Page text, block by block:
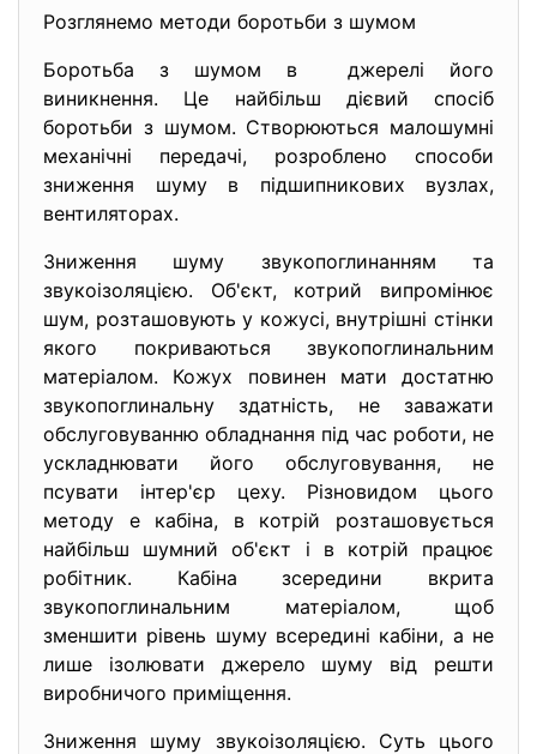
Розглянемо методи боротьби з шумом
Боротьба з шумом в джерелі його
виникнення. Це найбільш дієвий спосіб
боротьби з шумом. Створюються малошумні
механічні передачі, розроблено способи
зниження шуму в підшипникових вузлах,
вентиляторах.
Зниження шуму звукопоглинанням та
звукоізоляцією. Об'єкт, котрий випромінює
шум, розташовують у кожусі, внутрішні стінки
якого покриваються звукопоглинальним
матеріалом. Кожух повинен мати достатню
звукопоглинальну здатність, не заважати
обслуговуванню обладнання під час роботи, не
ускладнювати його обслуговування, не
псувати інтер'єр цеху. Різновидом цього
методу е кабіна, в котрій розташовується
найбільш шумний об'єкт і в котрій працює
робітник. Кабіна зсередини вкрита
звукопоглинальним матеріалом, щоб
зменшити рівень шуму всередині кабіни, а не
лише ізолювати джерело шуму від решти
виробничого приміщення.
Зниження шуму звукоізоляцією. Суть цього